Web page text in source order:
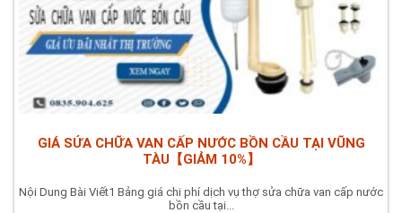
GIÁ SỬA CHỮA VAN CẤP NƯỚC BỒN CẦU TẠI VŨNG
TÀU【GIẢM 10%】
Nội Dung Bài Viết1 Bảng giá chi phí dịch vụ thợ sửa chữa van cấp nước
bồn cầu tại...